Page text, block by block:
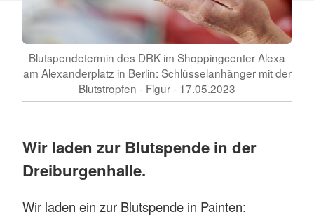
Blutspendetermin des DRK im Shoppingcenter Alexa
am Alexanderplatz in Berlin: Schlüsselanhänger mit der
Blutstropfen - Figur - 17.05.2023
Wir laden zur Blutspende in der
Dreiburgenhalle.
Wir laden ein zur Blutspende in Painten: